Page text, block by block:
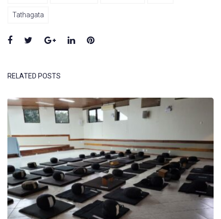
Tathagata
Facebook
TwitterGoogle+LinkedInPinterest
RELATED POSTS